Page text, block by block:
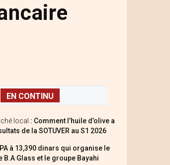
EN CONTINU
local : Comment l’huile d’olive a
de la SOTUVER au S1 2026
à 13,390 dinars qui organise le
Glass et le groupe Bayahi